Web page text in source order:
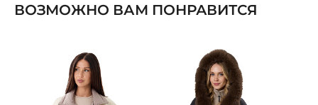
ВОЗМОЖНО ВАМ ПОНРАВИТСЯ